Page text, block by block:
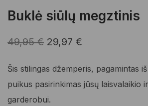
Buklė siūlų megztinis
49,95€ Original
was:
49,95 €.
29,97 €
is:
Šis stilingas džemperis, pagamintas
puikus pasirinkimas jūsų laisvalaikio
garderobui.